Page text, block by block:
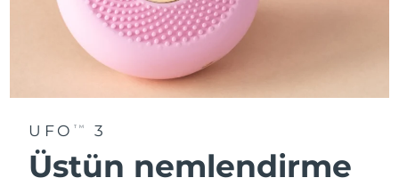
UFO TM 3
Üstün nemlendirme